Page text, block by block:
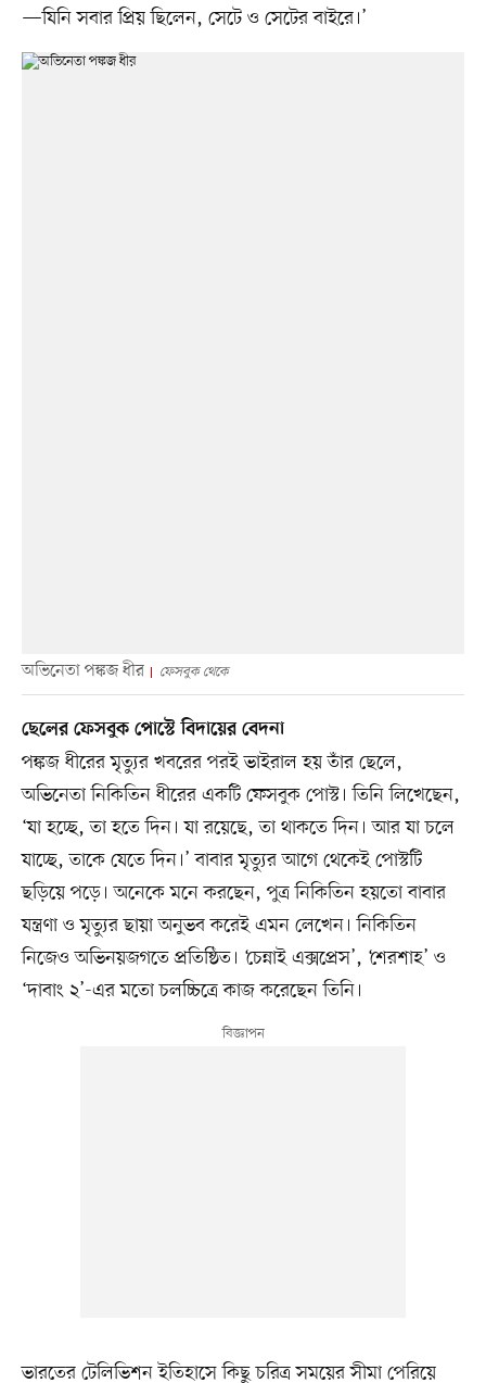
—যিনি সবার প্রিয় ছিলেন, সেটে ও সেটের বাইরে।’
অভিনেতা পঙ্কজ ধীর ফেসবুক থেকে
ছেলের ফেসবুক পোস্টে বিদায়ের বেদনা
পঙ্কজ ধীরের মৃত্যুর খবরের পরই ভাইরাল হয় তাঁর ছেলে,
অভিনেতা নিকিতিন ধীরের একটি ফেসবুক পোস্ট। তিনি লিখেছেন,
‘যা হচ্ছে, তা হতে দিন। যা রয়েছে, তা থাকতে দিন। আর যা চলে
যাচ্ছে, তাকে যেতে দিন।’ বাবার মৃত্যুর আগে থেকেই পোস্টটি
ছড়িয়ে পড়ে। অনেকে মনে করছেন, পুত্র নিকিতিন হয়তো বাবার
যন্ত্রণা ও মৃত্যুর ছায়া অনুভব করেই এমন লেখেন। নিকিতিন
নিজেও অভিনয়জগতে প্রতিষ্ঠিত। ‘চেন্নাই এক্সপ্রেস’, ‘শেরশাহ’ ও
‘দাবাং ২’-এর মতো চলচ্চিত্রে কাজ করেছেন তিনি।
ভারতের টেলিভিশন ইতিহাসে কিছু চরিত্র সময়ের সীমা পেরিয়ে